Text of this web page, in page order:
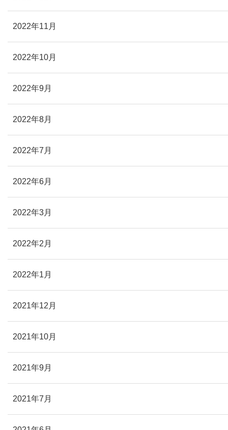
2022年11月
2022年10月
2022年9月
2022年8月
2022年7月
2022年6月
2022年3月
2022年2月
2022年1月
2021年12月
2021年10月
2021年9月
2021年7月